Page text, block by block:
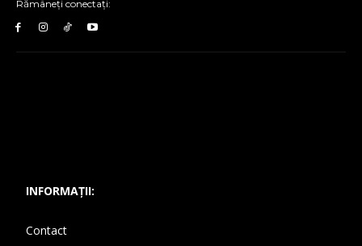
Rămâneți conectați:
INFORMAȚII:
Contact